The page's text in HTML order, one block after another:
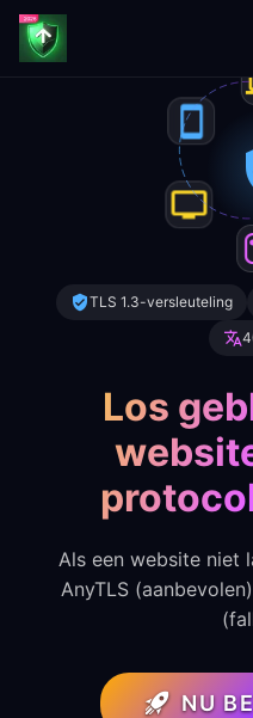
TLS 1.3-versleuteling
Los
Als een website niet
AnyTLS
NU